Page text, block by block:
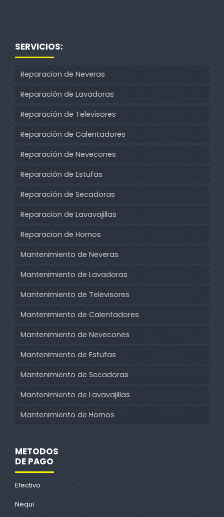
SERVICIOS:
Reparacion de Neveras
Reparación de Lavadoras
Reparación de Televisores
Reparación de Calentadores
Reparación de Nevecones
Reparación de Estufas
Reparación de Secadoras
Reparacion de Lavavajillas
Reparacion de Hornos
Mantenimiento de Neveras
Mantenimiento de Lavadoras
Mantenimiento de Televisores
Mantenimiento de Calentadores
Mantenimiento de Nevecones
Mantenimiento de Estufas
Mantenimiento de Secadoras
Mantenimiento de Lavavajillas
Mantenimiento de Hornos
METODOS
DE PAGO
Efectivo
Nequi